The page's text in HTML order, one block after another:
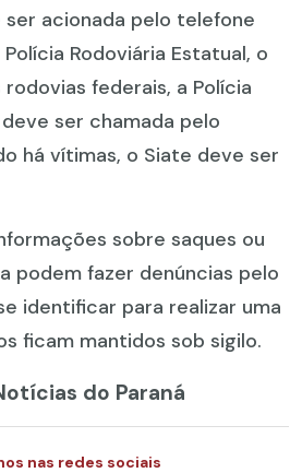
ser acionada pelo telefone
Rodoviária Estatual, o
rodovias federais, a Polícia
ser chamada pelo
há vítimas, o Siate deve ser
sobre saques ou
podem fazer denúncias pelo
identificar para realizar uma
ficam mantidos sob sigilo.
do Paraná
nas redes sociais